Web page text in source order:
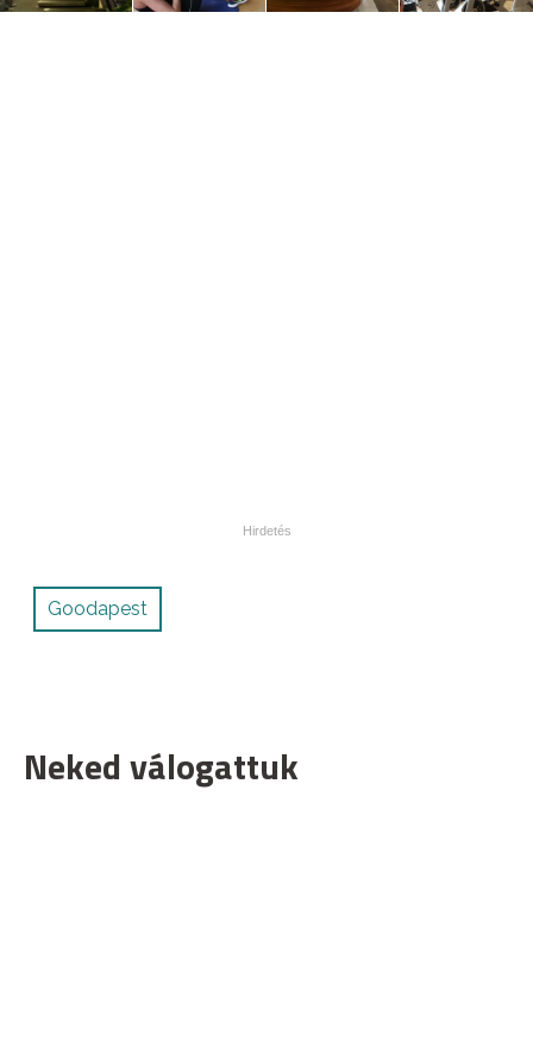
Goodapest
Neked válogattuk